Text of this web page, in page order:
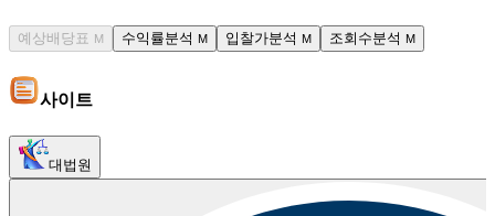
예상배당표 M 수익률분석 M 입찰가분석 M 조회수분석 M
사이트
대법원